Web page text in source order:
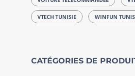
VTECH TUNISIE WINFUN
CATÉGORIES DE